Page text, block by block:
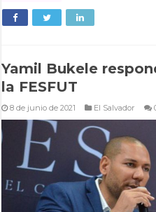
Yamil Bukele
la FESFUT
8 de junio de 2021 El Salvador